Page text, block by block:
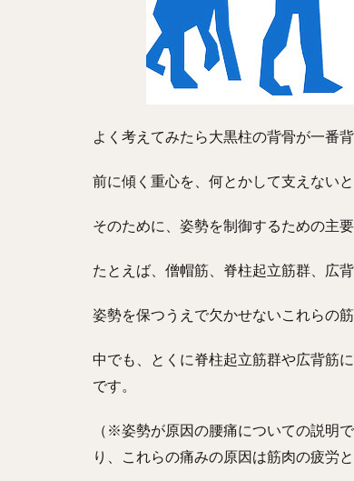
よく考えてみたら大黒柱の背骨が一番
前に傾く重心を、何とかして支えないと
そのために、姿勢を制御するための主
たとえば、僧帽筋、脊柱起立筋群、広
姿勢を保つうえで欠かせないこれらの
中でも、とくに脊柱起立筋群や広背筋
です。
（※姿勢が原因の腰痛についての説明
り、これらの痛みの原因は筋肉の疲労